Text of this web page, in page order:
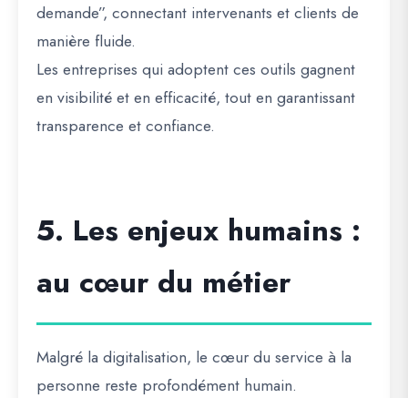
demande”, connectant intervenants et clients de
manière fluide.
Les entreprises qui adoptent ces outils gagnent
en visibilité et en efficacité, tout en garantissant
transparence et confiance.
5. Les enjeux humains :
au cœur du métier
Malgré la digitalisation, le cœur du service à la
personne reste profondément humain.